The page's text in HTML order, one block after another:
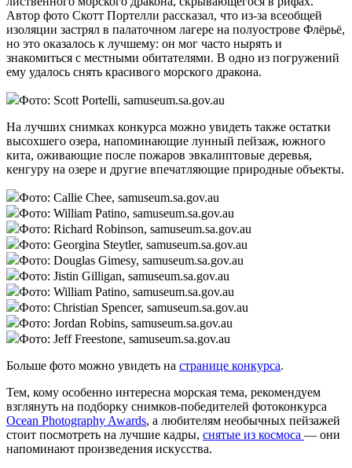
Автор фото Скотт Портелли рассказал, что из-за всеобщей
изоляции застрял в палаточном лагере на полуострове Флёрьё,
но это оказалось к лучшему: он мог часто нырять и
знакомиться с местными обитателями. В одно из погружений
ему удалось снять красивого морского дракона.
Фото: Scott Portelli, samuseum.sa.gov.au
На лучших снимках конкурса можно увидеть также остатки
высохшего озера, напоминающие лунный пейзаж, южного
кита, оживающие после пожаров эвкалиптовые деревья,
кенгуру на озере и другие впечатляющие природные объекты.
Фото: Callie Chee, samuseum.sa.gov.au
Фото: William Patino, samuseum.sa.gov.au
Фото: Richard Robinson, samuseum.sa.gov.au
Фото: Georgina Steytler, samuseum.sa.gov.au
Фото: Douglas Gimesy, samuseum.sa.gov.au
Фото: Jistin Gilligan, samuseum.sa.gov.au
Фото: William Patino, samuseum.sa.gov.au
Фото: Christian Spencer, samuseum.sa.gov.au
Фото: Jordan Robins, samuseum.sa.gov.au
Фото: Jeff Freestone, samuseum.sa.gov.au
Больше фото можно увидеть на странице конкурса.
Тем, кому особенно интересна морская тема, рекомендуем
взглянуть на подборку снимков-победителей фотоконкурса
Ocean Photography Awards, а любителям необычных пейзажей
стоит посмотреть на лучшие кадры, снятые из космоса — они
напоминают произведения искусства.